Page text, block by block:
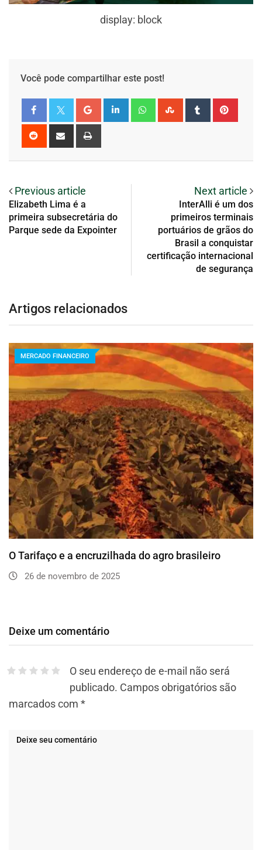
display: block
Você pode compartilhar este post!
Previous article
Elizabeth Lima é a
primeira subsecretária do
Parque sede da Expointer
Next article
InterAlli é um dos
primeiros terminais
portuários de grãos do
Brasil a conquistar
certificação internacional
de segurança
Artigos relacionados
MERCADO FINANCEIRO
O Tarifaço e a encruzilhada do agro brasileiro
26 de novembro de 2025
Deixe um comentário
O seu endereço de e-mail não será
publicado. Campos obrigatórios são
marcados com *